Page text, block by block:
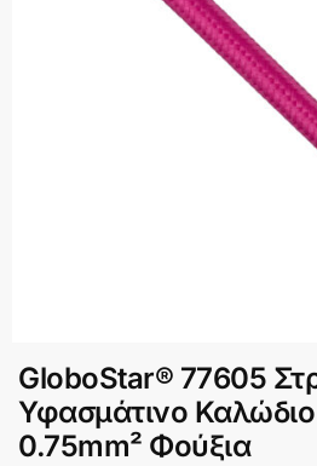
GloboStar® 77605
Υφασμάτινο Καλώδιο
0.75mm² Φούξια